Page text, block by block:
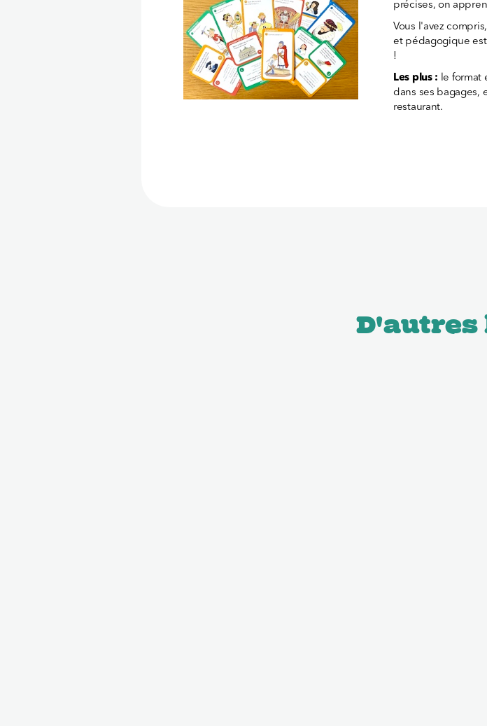
précises, on
Vous l'avez
et pédagogique est
!
Les plus : le format
dans ses bagages,
restaurant.